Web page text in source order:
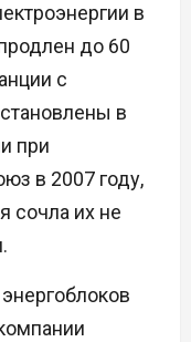
в
до 60
с
в
при
в 2007 году,
сочла их не